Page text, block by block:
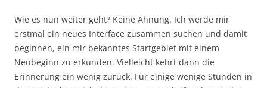
Wie es nun weiter geht? Keine Ahnung. Ich werde mir
erstmal ein neues Interface zusammen suchen und damit
beginnen, ein mir bekanntes Startgebiet mit einem
Neubeginn zu erkunden. Vielleicht kehrt dann die
Erinnerung ein wenig zurück. Für einige wenige Stunden in